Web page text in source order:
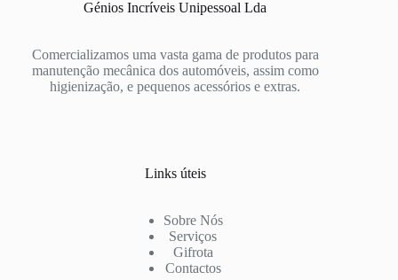
Génios Incríveis Unipessoal Lda
Comercializamos uma vasta gama de produtos para
manutenção mecânica dos automóveis, assim como
higienização, e pequenos acessórios e extras.
Links úteis
Sobre Nós
Serviços
Gifrota
Contactos